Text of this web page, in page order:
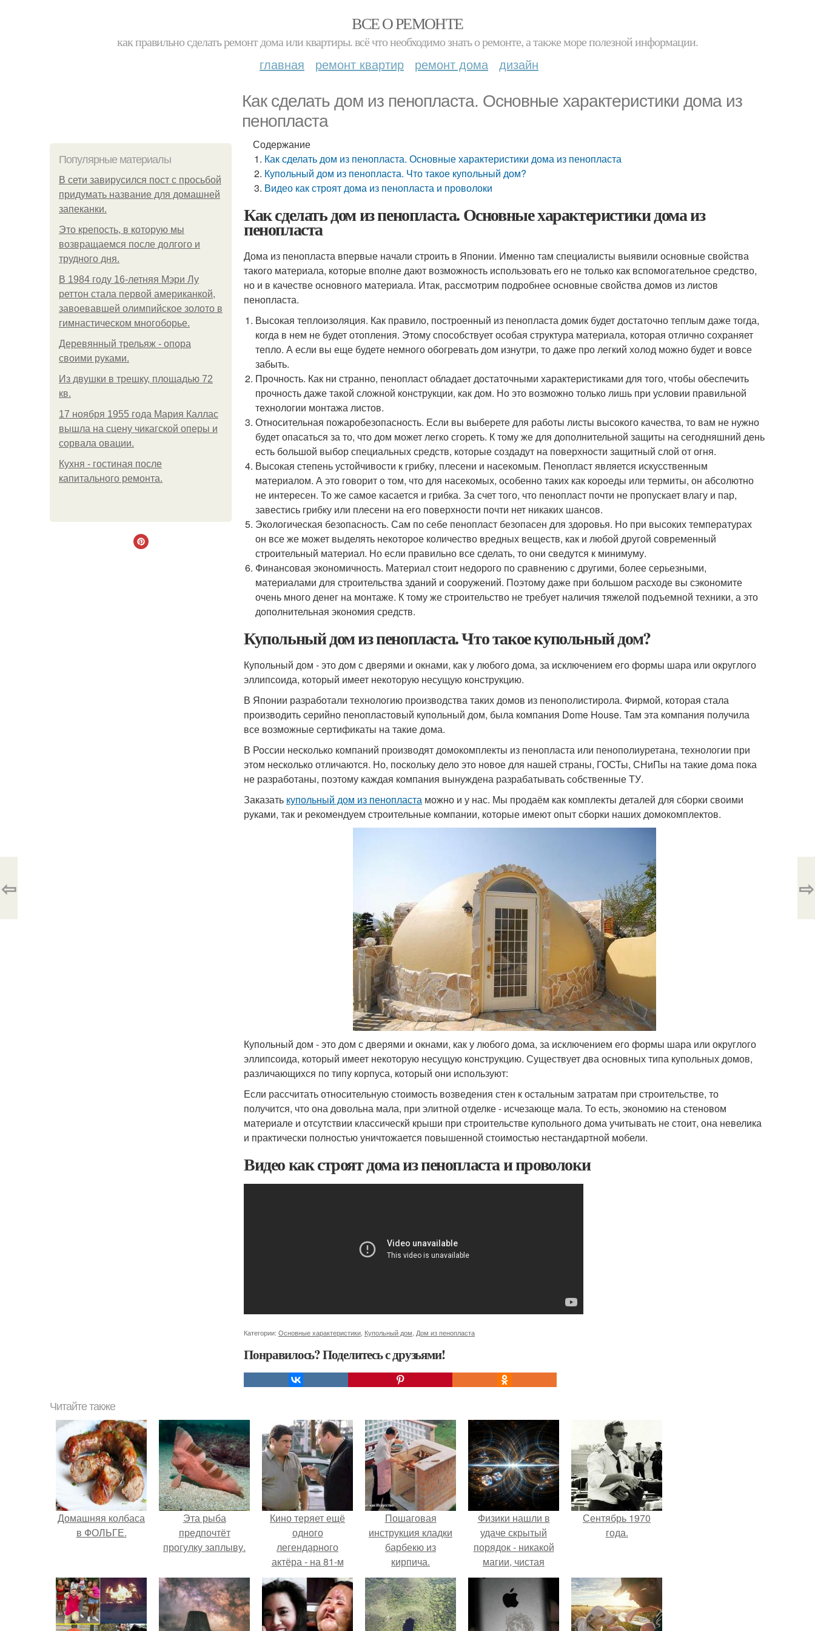
ВСЕ О РЕМОНТЕ
как правильно сделать ремонт дома или квартиры. всё что необходимо знать о ремонте, а также море полезной информации.
главная ремонт квартир ремонт дома дизайн
Как сделать дом из пенопласта. Основные характеристики дома из
пенопласта
Популярные материалы
В сети завирусился пост с просьбой
придумать название для домашней
запеканки.
Это крепость, в которую мы
возвращаемся после долгого и
трудного дня.
В 1984 году 16-летняя Мэри Лу
реттон стала первой американкой,
завоевавшей олимпийское золото в
гимнастическом многоборье.
Деревянный трельяж - опора
своими руками.
Из двушки в трешку, площадью 72
кв.
17 ноября 1955 года Мария Каллас
вышла на сцену чикагской оперы и
сорвала овации.
Кухня - гостиная после
капитального ремонта.
Содержание
Как сделать дом из пенопласта. Основные характеристики дома из пенопласта
Купольный дом из пенопласта. Что такое купольный дом?
Видео как строят дома из пенопласта и проволоки
Как сделать дом из пенопласта. Основные характеристики дома из
пенопласта
Дома из пенопласта впервые начали строить в Японии. Именно там специалисты выявили основные свойства
такого материала, которые вполне дают возможность использовать его не только как вспомогательное средство,
но и в качестве основного материала. Итак, рассмотрим подробнее основные свойства домов из листов
пенопласта.
Высокая теплоизоляция. Как правило, построенный из пенопласта домик будет достаточно теплым даже тогда,
когда в нем не будет отопления. Этому способствует особая структура материала, которая отлично сохраняет
тепло. А если вы еще будете немного обогревать дом изнутри, то даже про легкий холод можно будет и вовсе
забыть.
Прочность. Как ни странно, пенопласт обладает достаточными характеристиками для того, чтобы обеспечить
прочность даже такой сложной конструкции, как дом. Но это возможно только лишь при условии правильной
технологии монтажа листов.
Относительная пожаробезопасность. Если вы выберете для работы листы высокого качества, то вам не нужно
будет опасаться за то, что дом может легко сгореть. К тому же для дополнительной защиты на сегодняшний день
есть большой выбор специальных средств, которые создадут на поверхности защитный слой от огня.
Высокая степень устойчивости к грибку, плесени и насекомым. Пенопласт является искусственным
материалом. А это говорит о том, что для насекомых, особенно таких как короеды или термиты, он абсолютно
не интересен. То же самое касается и грибка. За счет того, что пенопласт почти не пропускает влагу и пар,
завестись грибку или плесени на его поверхности почти нет никаких шансов.
Экологическая безопасность. Сам по себе пенопласт безопасен для здоровья. Но при высоких температурах
он все же может выделять некоторое количество вредных веществ, как и любой другой современный
строительный материал. Но если правильно все сделать, то они сведутся к минимуму.
Финансовая экономичность. Материал стоит недорого по сравнению с другими, более серьезными,
материалами для строительства зданий и сооружений. Поэтому даже при большом расходе вы сэкономите
очень много денег на монтаже. К тому же строительство не требует наличия тяжелой подъемной техники, а это
дополнительная экономия средств.
Купольный дом из пенопласта. Что такое купольный дом?
Купольный дом - это дом с дверями и окнами, как у любого дома, за исключением его формы шара или округлого
эллипсоида, который имеет некоторую несущую конструкцию.
В Японии разработали технологию производства таких домов из пенополистирола. Фирмой, которая стала
производить серийно пенопластовый купольный дом, была компания Dome House. Там эта компания получила
все возможные сертификаты на такие дома.
В России несколько компаний производят домокомплекты из пенопласта или пенополиуретана, технологии при
этом несколько отличаются. Но, поскольку дело это новое для нашей страны, ГОСТы, СНиПы на такие дома пока
не разработаны, поэтому каждая компания вынуждена разрабатывать собственные ТУ.
Заказать купольный дом из пенопласта можно и у нас. Мы продаём как комплекты деталей для сборки своими
руками, так и рекомендуем строительные компании, которые имеют опыт сборки наших домокомплектов.
Купольный дом - это дом с дверями и окнами, как у любого дома, за исключением его формы шара или округлого
эллипсоида, который имеет некоторую несущую конструкцию. Существует два основных типа купольных домов,
различающихся по типу корпуса, который они используют:
Если рассчитать относительную стоимость возведения стен к остальным затратам при строительстве, то
получится, что она довольна мала, при элитной отделке - исчезающе мала. То есть, экономию на стеновом
материале и отсутствии классическй крыши при строительстве купольного дома учитывать не стоит, она невелика
и практически полностью уничтожается повышенной стоимостью нестандартной мобели.
Видео как строят дома из пенопласта и проволоки
Категории: Основные характеристики Купольный дом Дом из пенопласта
Понравилось? Поделитесь с друзьями!
⇦ ⇨
Читайте также
Домашняя колбаса
в ФОЛЬГЕ.
Эта рыба
предпочтёт
прогулку заплыву.
Кино теряет ещё
одного
легендарного
актёра - на 81-м
году жизни не стало
Винсента пасторе.
Пошаговая
инструкция кладки
барбекю из
кирпича.
Физики нашли в
удаче скрытый
порядок - никакой
магии, чистая
квантовая
механика.
Сентябрь 1970
года.